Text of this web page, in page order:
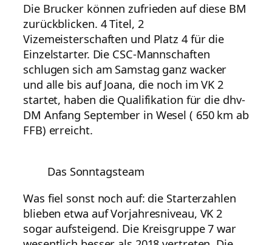
Die Brucker können zufrieden auf diese BM
zurückblicken. 4 Titel, 2
Vizemeisterschaften und Platz 4 für die
Einzelstarter. Die CSC-Mannschaften
schlugen sich am Samstag ganz wacker
und alle bis auf Joana, die noch im VK 2
startet, haben die Qualifikation für die dhv-
DM Anfang September in Wesel ( 650 km ab
FFB) erreicht.
Das Sonntagsteam
Was fiel sonst noch auf: die Starterzahlen
blieben etwa auf Vorjahresniveau, VK 2
sogar aufsteigend. Die Kreisgruppe 7 war